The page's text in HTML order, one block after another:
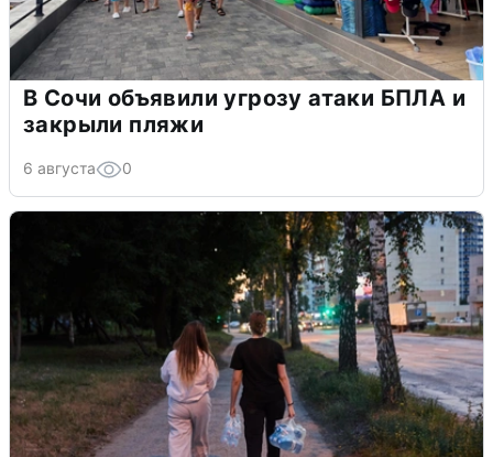
В Сочи объявили угрозу атаки БПЛА и
закрыли пляжи
6 августа 0